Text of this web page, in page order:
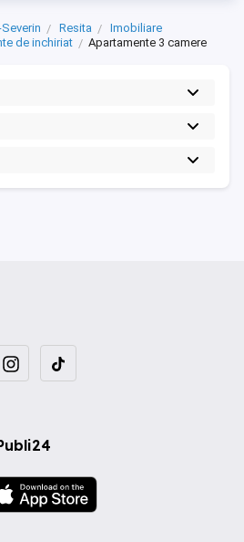
Resita
Imobiliare
de inchiriat Apartamente 3 camere